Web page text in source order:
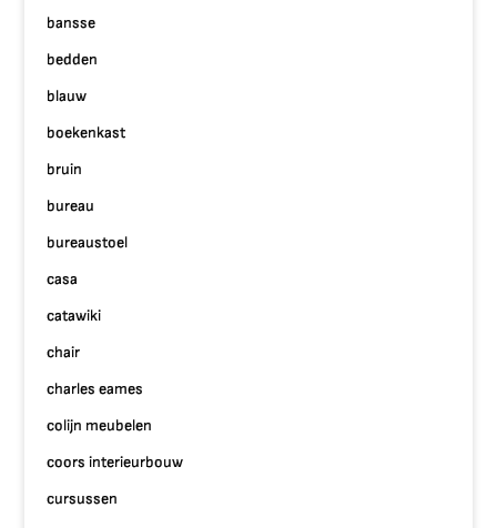
bansse
bedden
blauw
boekenkast
bruin
bureau
bureaustoel
casa
catawiki
chair
charles eames
colijn meubelen
coors interieurbouw
cursussen